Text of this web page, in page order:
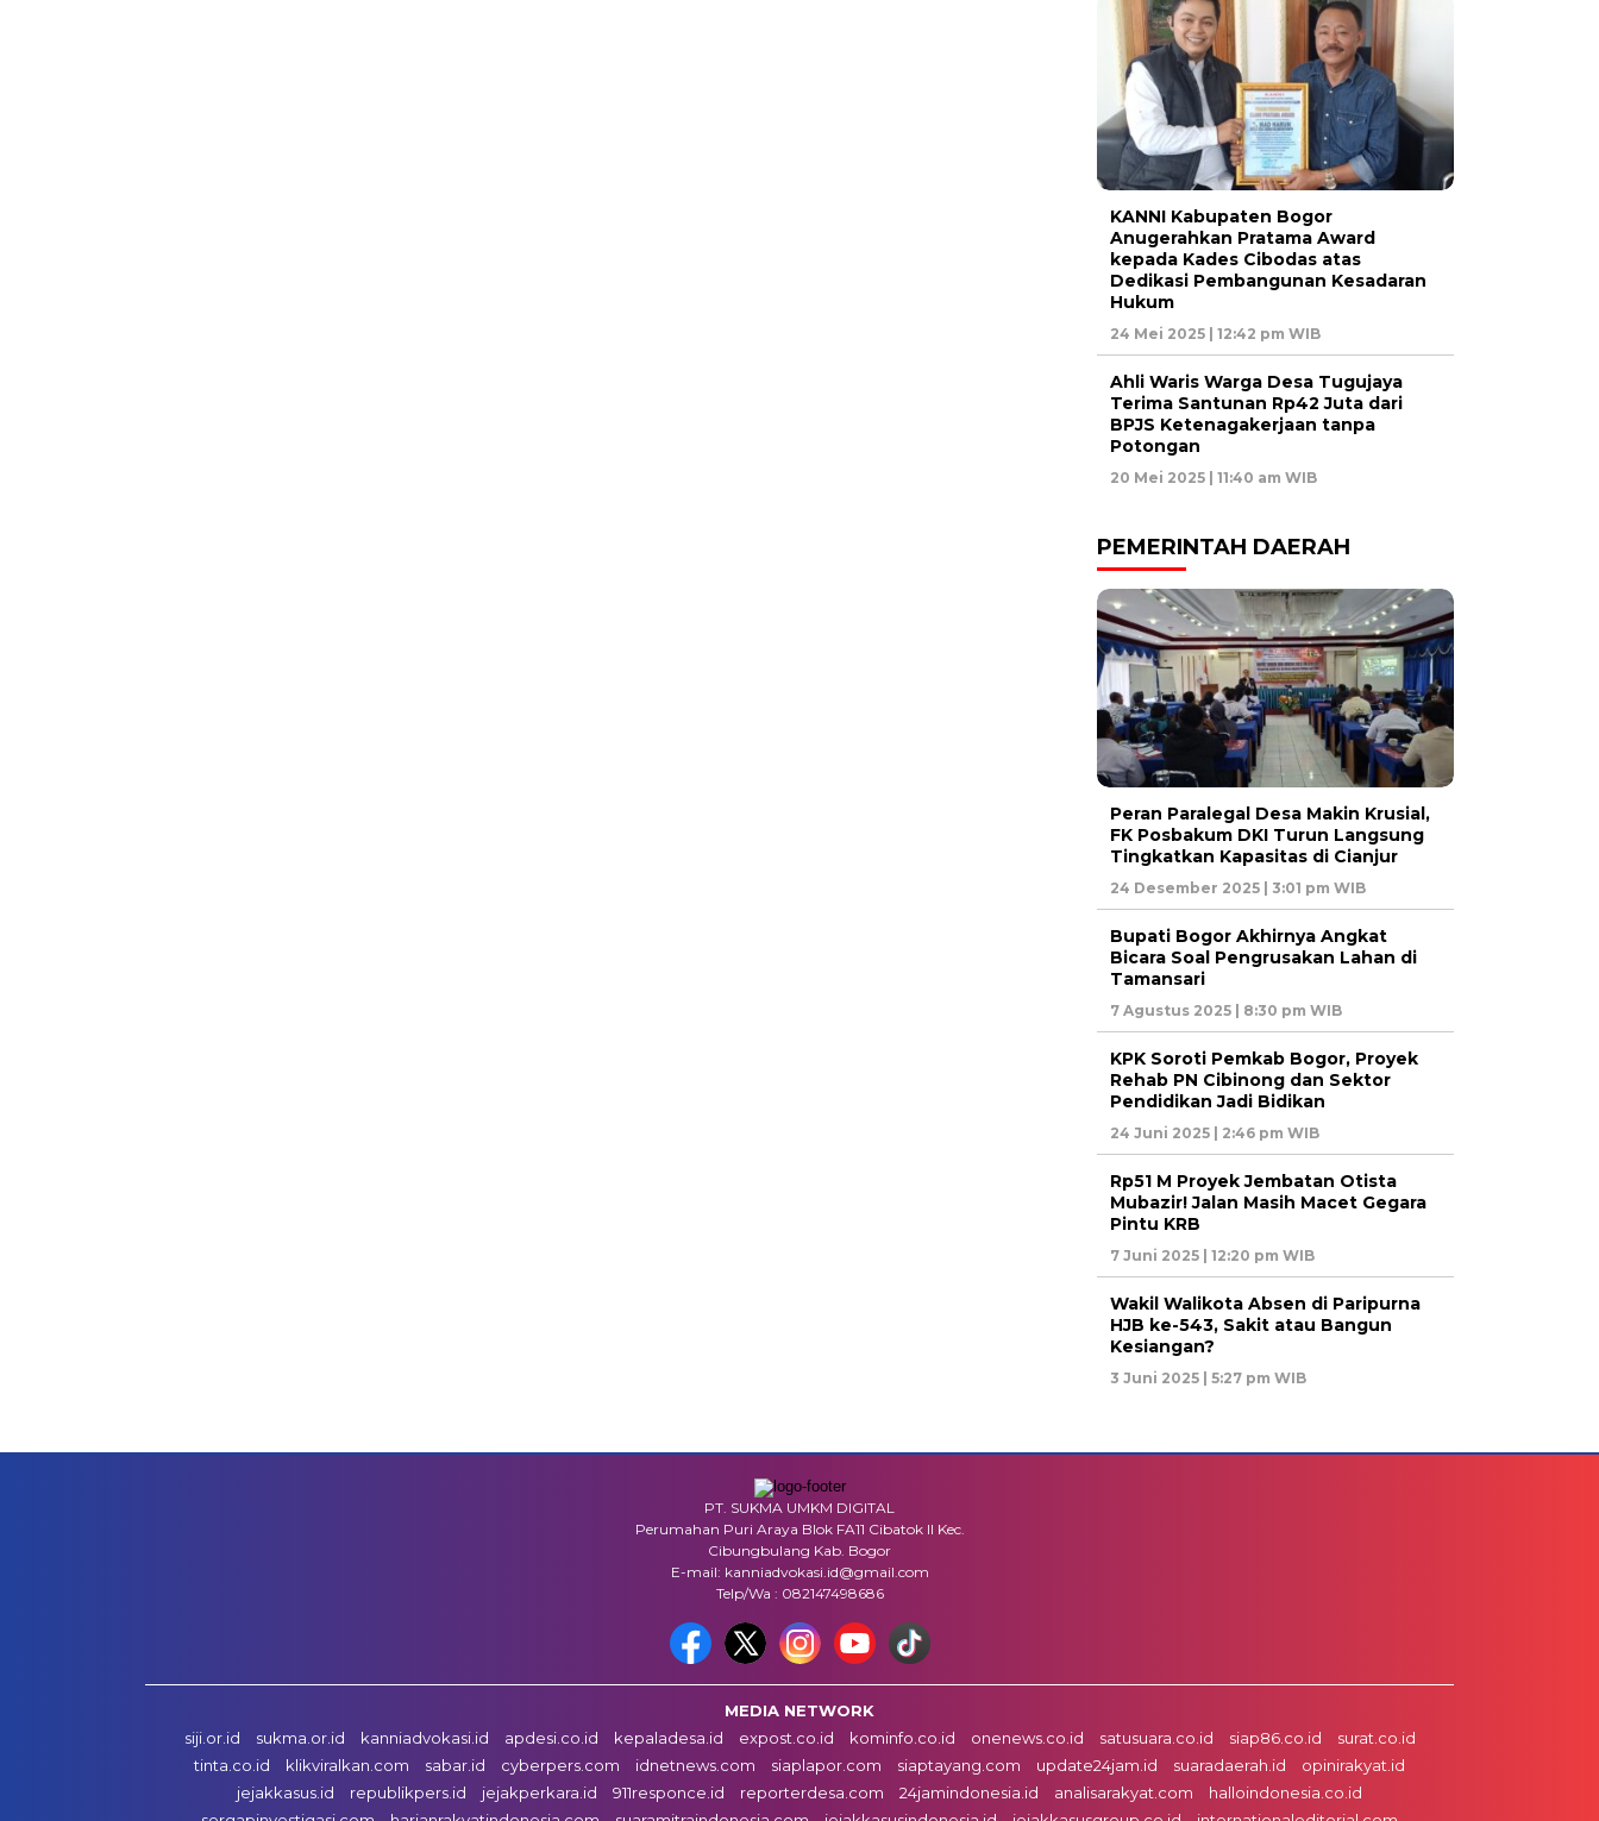
KANNI Kabupaten Bogor
Anugerahkan Pratama Award
kepada Kades Cibodas atas
Dedikasi Pembangunan Kesadaran
Hukum
24 Mei 2025 | 12:42 pm WIB
Ahli Waris Warga Desa Tugujaya
Terima Santunan Rp42 Juta dari
BPJS Ketenagakerjaan tanpa
Potongan
20 Mei 2025 | 11:40 am WIB
PEMERINTAH DAERAH
Peran Paralegal Desa Makin Krusial,
FK Posbakum DKI Turun Langsung
Tingkatkan Kapasitas di Cianjur
24 Desember 2025 | 3:01 pm WIB
Bupati Bogor Akhirnya Angkat
Bicara Soal Pengrusakan Lahan di
Tamansari
7 Agustus 2025 | 8:30 pm WIB
KPK Soroti Pemkab Bogor, Proyek
Rehab PN Cibinong dan Sektor
Pendidikan Jadi Bidikan
24 Juni 2025 | 2:46 pm WIB
Rp51 M Proyek Jembatan Otista
Mubazir! Jalan Masih Macet Gegara
Pintu KRB
7 Juni 2025 | 12:20 pm WIB
Wakil Walikota Absen di Paripurna
HJB ke-543, Sakit atau Bangun
Kesiangan?
3 Juni 2025 | 5:27 pm WIB
PT. SUKMA UMKM DIGITAL
Perumahan Puri Araya Blok FA11 Cibatok II Kec.
Cibungbulang Kab. Bogor
E-mail: kanniadvokasi.id@gmail.com
Telp/Wa : 082147498686
MEDIA NETWORK
siji.or.id
sukma.or.id kanniadvokasi.id apdesi.co.id kepaladesa.id expost.co.id kominfo.co.id onenews.co.id satusuara.co.id siap86.co.id
surat.co.id
tinta.co.id
klikviralkan.com sabar.id cyberpers.com idnetnews.com siaplapor.com siaptayang.com update24jam.id suaradaerah.id
opinirakyat.id
jejakkasus.id
republikpers.id jejakperkara.id 911responce.id reporterdesa.com 24jamindonesia.id analisarakyat.com
halloindonesia.co.id